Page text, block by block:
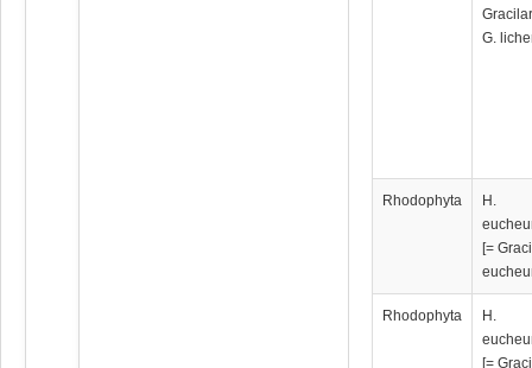
G.
Rhodophyta
H.
[=
Rhodophyta
H.
[=